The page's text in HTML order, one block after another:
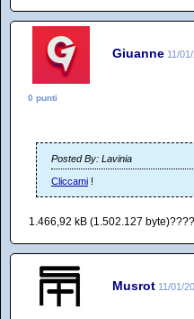
Giuanne 11/
0 punti
Posted By: Lavinia
Cliccami !
1.466,92 kB (1.502.127
Musrot 11/01/